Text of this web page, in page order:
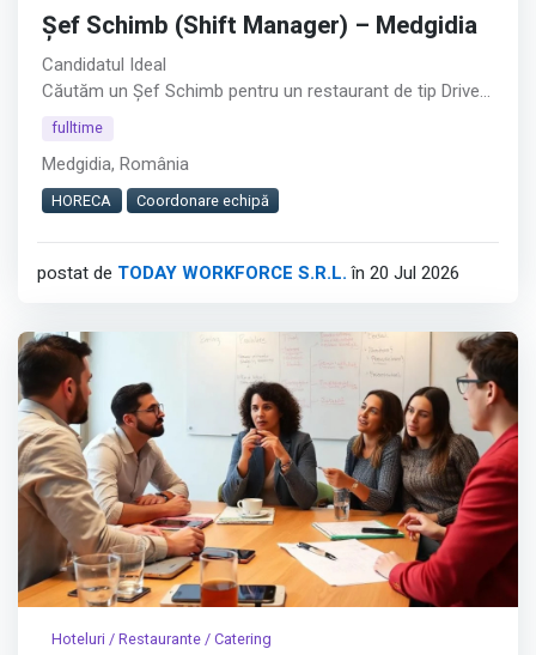
Șef Schimb (Shift Manager) – Medgidia
Candidatul Ideal
Căutăm un Șef Schimb pentru un restaurant de tip Drive
Thru din Medgidia.︇︃︅︎︃︊︉︎​️︀︆︋​︁︁️︀​︋️︎︌​️︊︊︆︅︃︋︋︊︃︌︍
Dacă ai experiență în coordonarea unei echipe și îți place
să lucrezi într-un mediu dinamic, te invităm să aplici.
Cerințe
minimum 6 luni în retail alimentar;
Afișează tot
fulltime
Medgidia, România
HORECA Coordonare echipă
postat de TODAY WORKFORCE S.R.L. în 20 Jul 2026
Hoteluri / Restaurante / Catering